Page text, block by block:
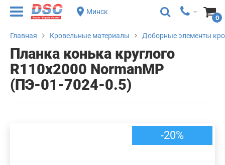
Минск
0
Главная Кровельные материалы Доборные элементы
Планка конька круглого
R110х2000 NormanMP
(ПЭ-01-7024-0.5)
-20%